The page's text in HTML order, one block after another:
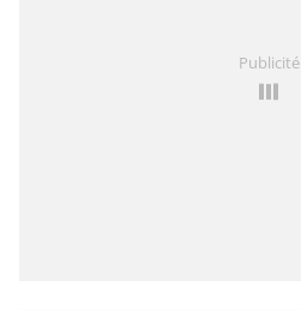
Publicité